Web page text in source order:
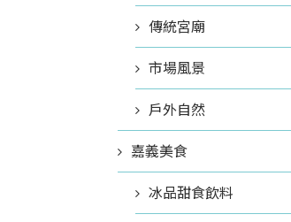
傳統宮廟
市場風景
戶外自然
嘉義美食
冰品甜食飲料